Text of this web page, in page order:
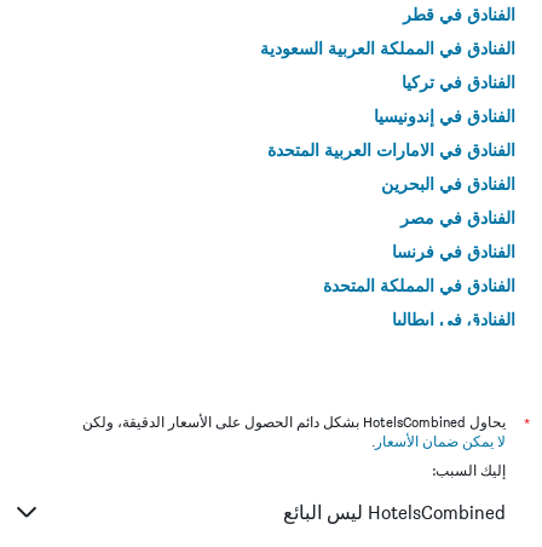
الفنادق في قطر
الفنادق في المملكة العربية السعودية
الفنادق في تركيا
الفنادق في إندونيسيا
الفنادق في الامارات العربية المتحدة
الفنادق في البحرين
الفنادق في مصر
الفنادق في فرنسا
الفنادق في المملكة المتحدة
الفنادق في إيطاليا
*
يحاول HotelsCombined بشكل دائم الحصول على الأسعار الدقيقة، ولكن
لا يمكن ضمان الأسعار .
إليك السبب:
HotelsCombined ليس البائع